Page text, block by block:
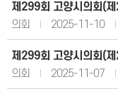
제299회 고양시의회(
의회
2025-11-10
제299회 고양시의회(
의회
2025-11-07